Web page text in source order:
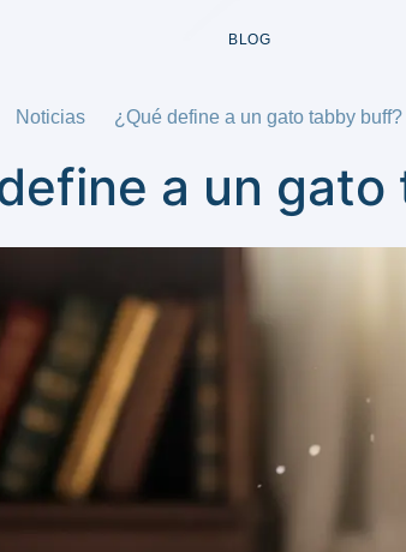
BLOG
Noticias ¿Qué define a un gato tabby buff?
a un